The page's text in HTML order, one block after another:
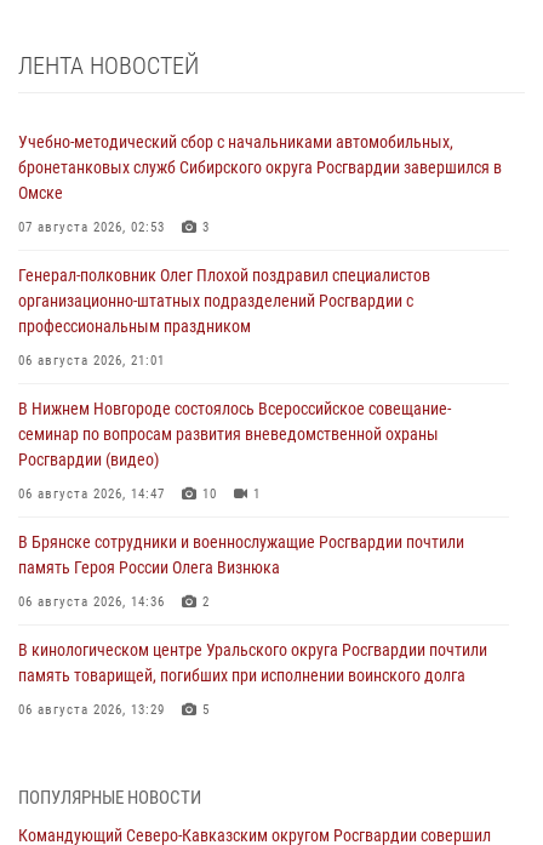
ЛЕНТА НОВОСТЕЙ
Учебно-методический сбор с начальниками автомобильных,
бронетанковых служб Сибирского округа Росгвардии завершился в
Омске
07 августа 2026, 02:53 3
Генерал-полковник Олег Плохой поздравил специалистов
организационно-штатных подразделений Росгвардии с
профессиональным праздником
06 августа 2026, 21:01
В Нижнем Новгороде состоялось Всероссийское совещание-
семинар по вопросам развития вневедомственной охраны
Росгвардии (видео)
06 августа 2026, 14:47 10 1
В Брянске сотрудники и военнослужащие Росгвардии почтили
память Героя России Олега Визнюка
06 августа 2026, 14:36 2
В кинологическом центре Уральского округа Росгвардии почтили
память товарищей, погибших при исполнении воинского долга
06 августа 2026, 13:29 5
ПОПУЛЯРНЫЕ НОВОСТИ
Командующий Северо-Кавказским округом Росгвардии совершил